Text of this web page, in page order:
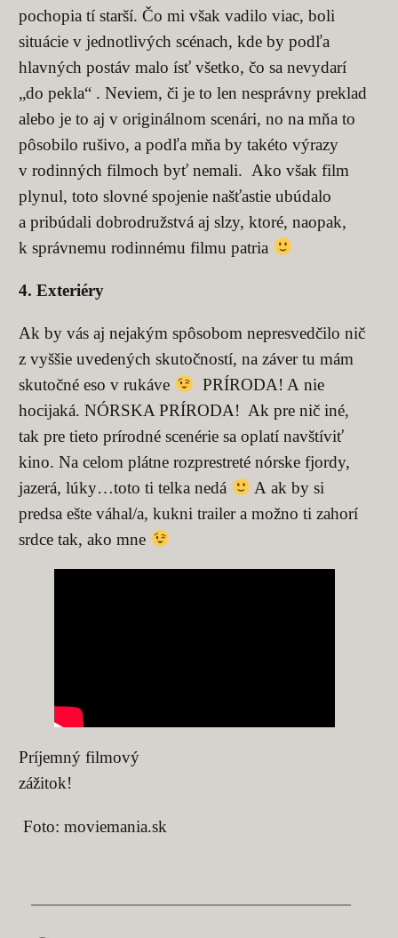
pochopia tí starší. Čo mi však vadilo viac, boli
situácie v jednotlivých scénach, kde by podľa
hlavných postáv malo ísť všetko, čo sa nevydarí
„do pekla“ . Neviem, či je to len nesprávny preklad
alebo je to aj v originálnom scenári, no na mňa to
pôsobilo rušivo, a podľa mňa by takéto výrazy
v rodinných filmoch byť nemali. Ako však film
plynul, toto slovné spojenie našťastie ubúdalo
a pribúdali dobrodružstvá aj slzy, ktoré, naopak,
k správnemu rodinnému filmu patria
4. Exteriéry
Ak by vás aj nejakým spôsobom nepresvedčilo nič
z vyššie uvedených skutočností, na záver tu mám
skutočné eso v rukáve
PRÍRODA! A nie
hocijaká. NÓRSKA PRÍRODA! Ak pre nič iné,
tak pre tieto prírodné scenérie sa oplatí navštíviť
kino. Na celom plátne rozprestreté nórske fjordy,
jazerá, lúky…toto ti telka nedá
A ak by si
predsa ešte váhal/a, kukni trailer a možno ti zahorí
srdce tak, ako mne
Príjemný filmový
zážitok!
Foto: moviemania.sk